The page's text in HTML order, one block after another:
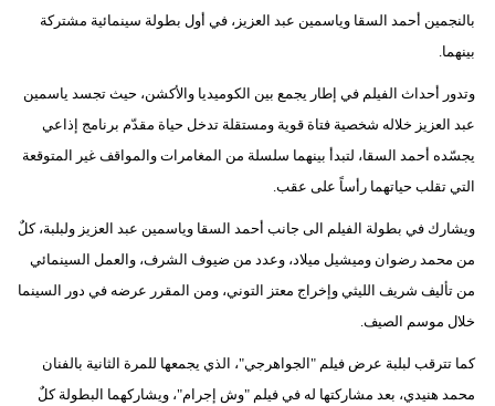
فيديوبالنجمين أحمد السقا وياسمين عبد العزيز، في أول بطولة سينمائية مشتركة
بينهما.
وتدور أحداث الفيلم في إطار يجمع بين الكوميديا والأكشن، حيث تجسد ياسمين
عبد العزيز خلاله شخصية فتاة قوية ومستقلة تدخل حياة مقدّم برنامج إذاعي
يجسّده أحمد السقا، لتبدأ بينهما سلسلة من المغامرات والمواقف غير المتوقعة
التي تقلب حياتهما رأساً على عقب.
ويشارك في بطولة الفيلم الى جانب أحمد السقا وياسمين عبد العزيز ولبلبة، كلٌ
من محمد رضوان وميشيل ميلاد، وعدد من ضيوف الشرف، والعمل السينمائي
من تأليف شريف الليثي وإخراج معتز التوني، ومن المقرر عرضه في دور السينما
خلال موسم الصيف.
كما تترقب لبلبة عرض فيلم "الجواهرجي"، الذي يجمعها للمرة الثانية بالفنان
محمد هنيدي، بعد مشاركتها له في فيلم "وش إجرام"، ويشاركهما البطولة كلٌ